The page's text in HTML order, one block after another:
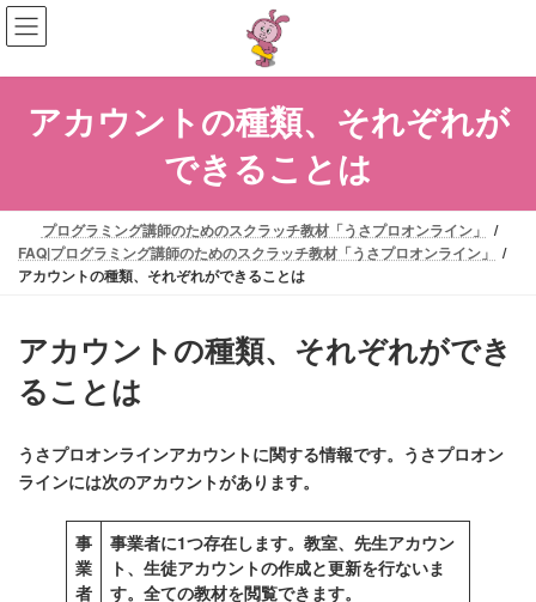
コ
ン
ッ
ナ
ビ
移
アカウントの種類、それぞれが
できることは
プログラミング講師のためのスクラッチ教材「うさプロオンライン」
FAQ|プログラミング講師のためのスクラッチ教材「うさプロオンライン」
アカウントの種類、それぞれができることは
アカウントの種類、それぞれができ
ることは
うさプロオンラインアカウントに関する情報です。うさプロオン
ラインには次のアカウントがあります。
事
業
者
事業者に1つ存在します。教室、先生アカウン
ト、生徒アカウントの作成と更新を行ないま
す。全ての教材を閲覧できます。